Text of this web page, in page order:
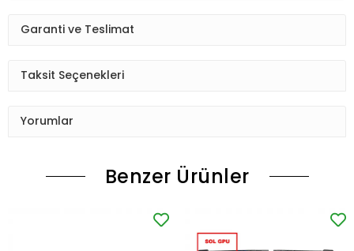
Garanti ve Teslimat
Taksit Seçenekleri
Yorumlar
Benzer Ürünler